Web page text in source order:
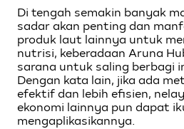
Di tengah semakin banyak
sadar akan penting dan
produk laut lainnya untuk
nutrisi, keberadaan Aruna
sarana untuk saling berbagi
Dengan kata lain, jika ada
efektif dan lebih efisien,
ekonomi lainnya pun dapat
mengaplikasikannya.